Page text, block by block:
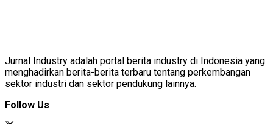
Jurnal Industry adalah portal berita industry di Indonesia yang
menghadirkan berita-berita terbaru tentang perkembangan
sektor industri dan sektor pendukung lainnya.
Follow Us